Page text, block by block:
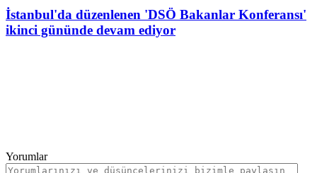
İstanbul'da düzenlenen 'DSÖ Bakanlar Konferansı'
ikinci gününde devam ediyor
Yorumlar